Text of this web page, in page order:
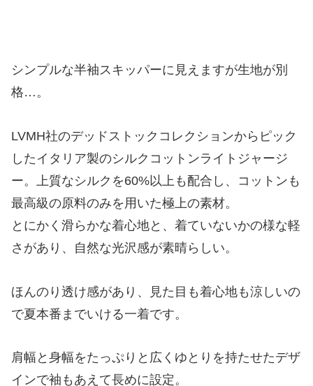
シンプルな半袖スキッパーに見えますが生地が別
格…。
LVMH社のデッドストックコレクションからピック
したイタリア製のシルクコットンライトジャージ
ー。上質なシルクを60%以上も配合し、コットンも
最高級の原料のみを用いた極上の素材。
とにかく滑らかな着心地と、着ていないかの様な軽
さがあり、自然な光沢感が素晴らしい。
ほんのり透け感があり、見た目も着心地も涼しいの
で夏本番までいける一着です。
肩幅と身幅をたっぷりと広くゆとりを持たせたデザ
インで袖もあえて長めに設定。